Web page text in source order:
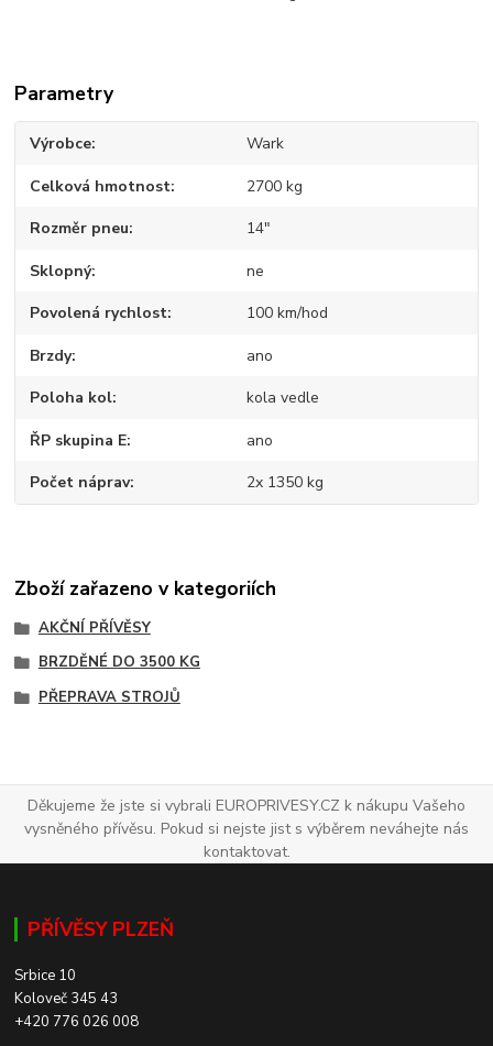
Parametry
Výrobce Wark
Celková hmotnost 2700 kg
Rozměr pneu 14"
Sklopný ne
Povolená rychlost 100 km/hod
Brzdy ano
Poloha kol kola vedle
ŘP skupina E ano
Počet náprav 2x 1350 kg
Zboží zařazeno v kategoriích
AKČNÍ PŘÍVĚSY
BRZDĚNÉ DO 3500 KG
PŘEPRAVA STROJŮ
Děkujeme že jste si vybrali EUROPRIVESY.CZ k nákupu Vašeho
vysněného přívěsu. Pokud si nejste jist s výběrem neváhejte nás
kontaktovat.
PŘÍVĚSY PLZEŇ
Srbice 10
Koloveč 345 43
+420 776 026 008